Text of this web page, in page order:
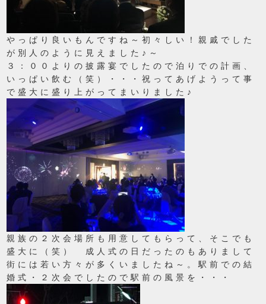
やっぱり良いもんですね～初々しい！親戚でした
が別人のように見えました♪～
３：００よりの披露宴でしたので泊りでの計画、
いっぱい飲む（笑）・・・祝ってあげようって事
で盛大に盛り上がってまいりました♪
親族の２次会場所も用意してもらって、そこでも
盛大に（笑） 成人式の日だったのもありまして
街には若い方々が多くいましたね～。駅前での結
婚式・２次会でしたので駅前の風景を・・・